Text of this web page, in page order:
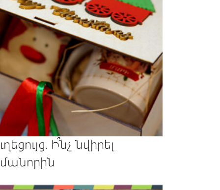
Ի՞նչ նվիրել